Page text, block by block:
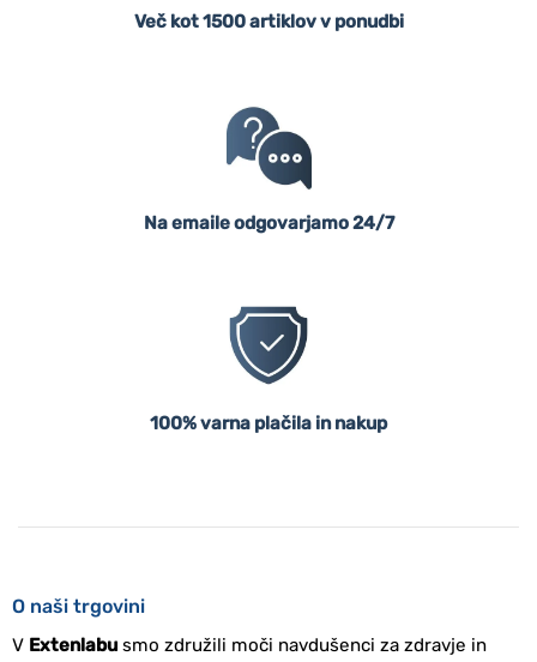
Več kot 1500 artiklov v ponudbi
Na emaile odgovarjamo 24/7
100% varna plačila in nakup
O naši trgovini
V Extenlabusmo združili moči navdušenci za zdravje in